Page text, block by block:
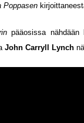
Poppasen
pääosissa nähdään
John Carryll Lynch